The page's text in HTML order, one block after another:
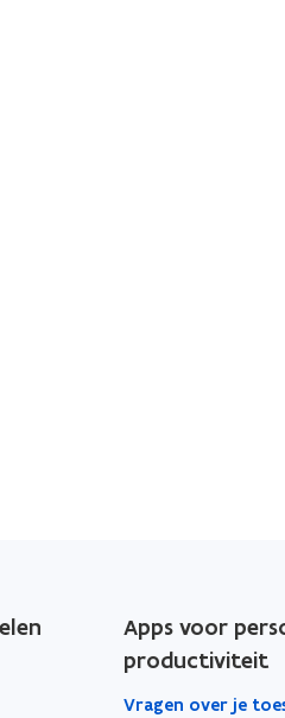
Apps voor
productiviteit
Vragen over je